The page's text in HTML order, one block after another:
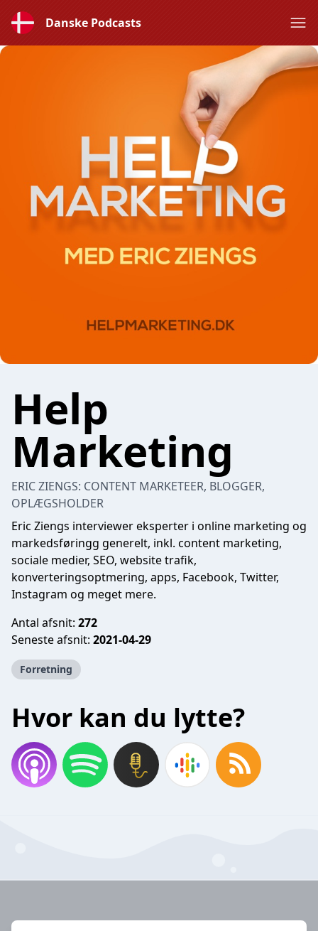
Danske Podcasts
Help
Marketing
ERIC ZIENGS: CONTENT MARKETEER, BLOGGER,
OPLÆGSHOLDER
Eric Ziengs interviewer eksperter i online marketing og
markedsføringg generelt, inkl. content marketing,
sociale medier, SEO, website trafik,
konverteringsoptmering, apps, Facebook, Twitter,
Instagram og meget mere.
Antal afsnit: 272
Seneste afsnit: 2021-04-29
Forretning
Hvor kan du lytte?